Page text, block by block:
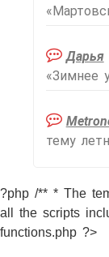
Дарья
«Зимнее
тему
?php /** * The
all the scripts
functions.php ?>